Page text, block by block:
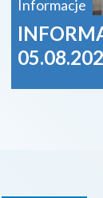
Informacje